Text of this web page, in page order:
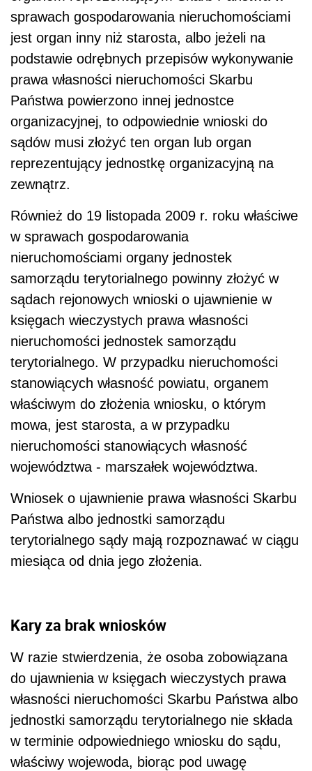
sprawach gospodarowania nieruchomościami
jest organ inny niż starosta, albo jeżeli na
podstawie odrębnych przepisów wykonywanie
prawa własności nieruchomości Skarbu
Państwa powierzono innej jednostce
organizacyjnej, to odpowiednie wnioski do
sądów musi złożyć ten organ lub organ
reprezentujący jednostkę organizacyjną na
zewnątrz.
Również do 19 listopada 2009 r. roku właściwe
w sprawach gospodarowania
nieruchomościami organy jednostek
samorządu terytorialnego powinny złożyć w
sądach rejonowych wnioski o ujawnienie w
księgach wieczystych prawa własności
nieruchomości jednostek samorządu
terytorialnego. W przypadku nieruchomości
stanowiących własność powiatu, organem
właściwym do złożenia wniosku, o którym
mowa, jest starosta, a w przypadku
nieruchomości stanowiących własność
województwa - marszałek województwa.
Wniosek o ujawnienie prawa własności Skarbu
Państwa albo jednostki samorządu
terytorialnego sądy mają rozpoznawać w ciągu
miesiąca od dnia jego złożenia.
Kary za brak wniosków
W razie stwierdzenia, że osoba zobowiązana
do ujawnienia w księgach wieczystych prawa
własności nieruchomości Skarbu Państwa albo
jednostki samorządu terytorialnego nie składa
w terminie odpowiedniego wniosku do sądu,
właściwy wojewoda, biorąc pod uwagę